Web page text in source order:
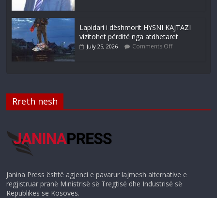
Lapidari i dëshmorit HYSNI KAJTAZI
vizitohet përditë nga atdhetaret
July 25, 2026 Comments Off
Rreth nesh
Janina Press është agjenci e pavarur lajmesh alternative e
regjistruar pranë Ministrisë së Tregtisë dhe Industrisë së
Republikës së Kosovës.